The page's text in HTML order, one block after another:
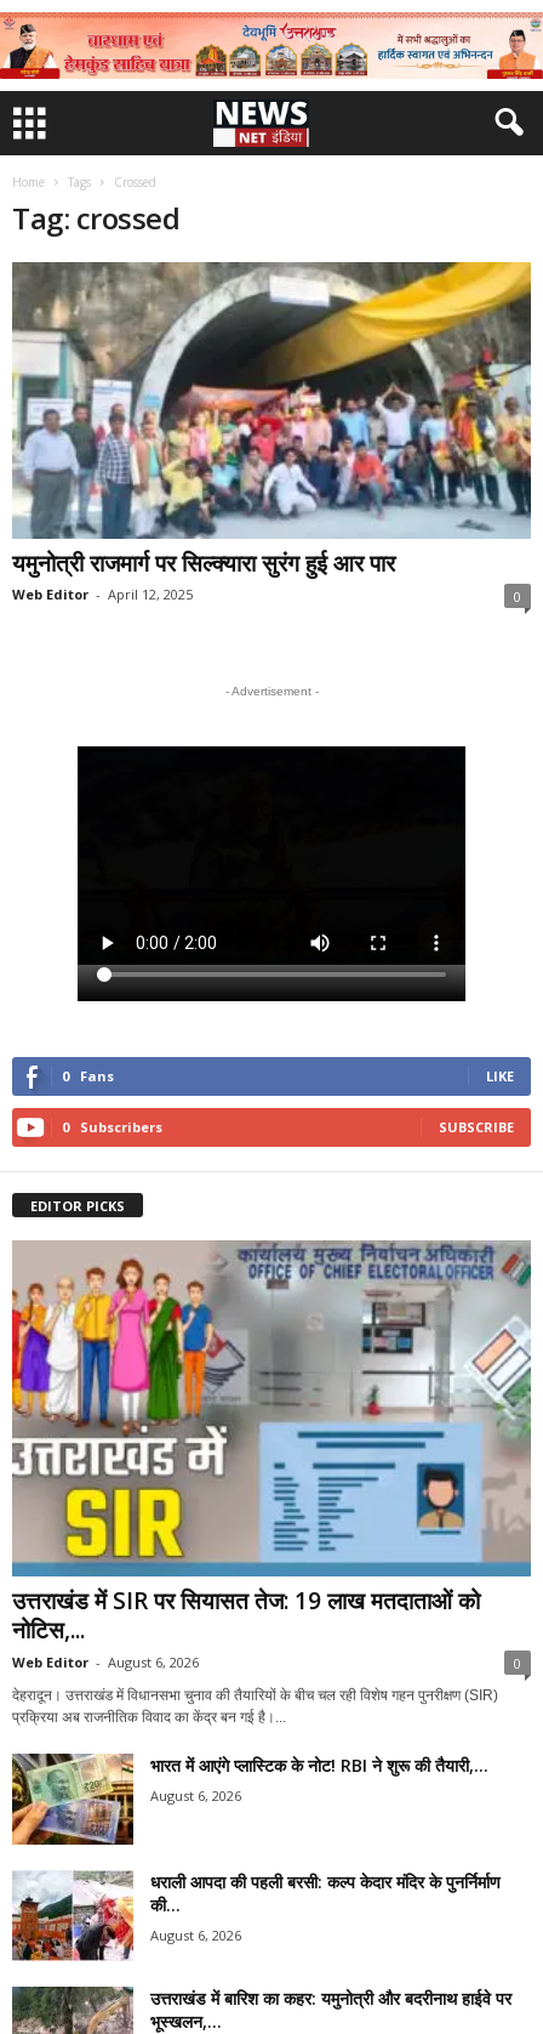
Home Tags Crossed
Tag: crossed
यमुनोत्री राजमार्ग पर सिल्क्यारा सुरंग हुई आर पार
Web Editor - April 12, 2025 0
- Advertisement -
0 Fans LIKE
0 Subscribers SUBSCRIBE
EDITOR PICKS
उत्तराखंड में SIR पर सियासत तेज: 19 लाख मतदाताओं को
नोटिस,...
Web Editor - August 6, 2026 0
देहरादून। उत्तराखंड में विधानसभा चुनाव की तैयारियों के बीच चल रही विशेष गहन पुनरीक्षण (SIR)
प्रक्रिया अब राजनीतिक विवाद का केंद्र बन गई है।...
भारत में आएंगे प्लास्टिक के नोट! RBI ने शुरू की तैयारी,...
August 6, 2026
धराली आपदा की पहली बरसी: कल्प केदार मंदिर के पुनर्निर्माण
की...
August 6, 2026
उत्तराखंड में बारिश का कहर: यमुनोत्री और बदरीनाथ हाईवे पर
भूस्खलन,...